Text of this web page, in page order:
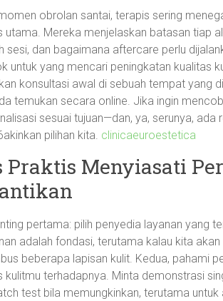
obrolan santai, terapis sering
utama. Mereka menjelaskan batasan tiap
sesi, dan bagaimana aftercare perlu
untuk yang mencari peningkatan kualitas
konsultasi awal di sebuah tempat yang
temukan secara online. Jika ingin
sesuai tujuan—dan, ya, serunya,
pilihan kita. clinicaeuroestetica
Praktis Menyiasati
pertama: pilih penyedia layanan yang
adalah fondasi, terutama kalau kita
beberapa lapisan kulit. Kedua, pahami
kulitmu terhadapnya. Minta demonstrasi
test bila memungkinkan, terutama